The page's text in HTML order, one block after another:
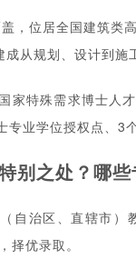
，位居全国建筑类
从规划、设计到
家特殊需求博士人
专业学位授权点、
别之处？哪
自治区、直辖市
择优录取。